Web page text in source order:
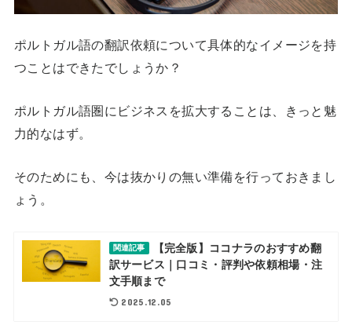
ポルトガル語の翻訳依頼について具体的なイメージを持
つことはできたでしょうか？
ポルトガル語圏にビジネスを拡大することは、きっと魅
力的なはず。
そのためにも、今は抜かりの無い準備を行っておきまし
ょう。
関連記事
【完全版】ココナラのおすすめ翻
訳サービス｜口コミ・評判や依頼相場・注
文手順まで
2025.12.05